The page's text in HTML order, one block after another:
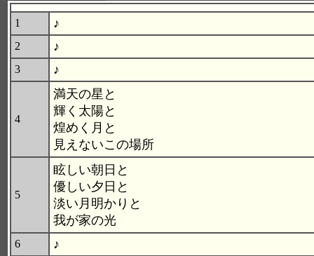
1 ♪
2 ♪
3 ♪
4
満天の星と
輝く太陽と
煌めく月と
見えないこの場所
5
眩しい朝日と
優しい夕日と
淡い月明かりと
我が家の光
6 ♪